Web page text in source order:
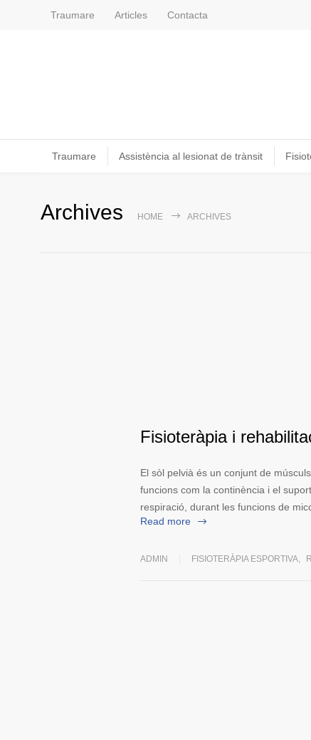
Traumare Articles Contacta
Traumare Assistència al lesionat de trànsit
Archives HOME ARCHIVES
Fisioteràpia i
El sòl pelvià és un conjunt de
funcions com la continència i el
respiració, durant les funcions de
Read more
ADMIN FISIOTERÀPIA ESPORTIVA,